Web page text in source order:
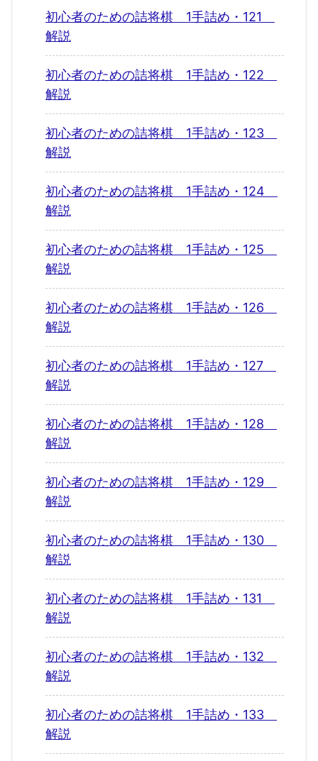
初心者のための詰将棋 1手詰め・121
解説
初心者のための詰将棋 1手詰め・122
解説
初心者のための詰将棋 1手詰め・123
解説
初心者のための詰将棋 1手詰め・124
解説
初心者のための詰将棋 1手詰め・125
解説
初心者のための詰将棋 1手詰め・126
解説
初心者のための詰将棋 1手詰め・127
解説
初心者のための詰将棋 1手詰め・128
解説
初心者のための詰将棋 1手詰め・129
解説
初心者のための詰将棋 1手詰め・130
解説
初心者のための詰将棋 1手詰め・131
解説
初心者のための詰将棋 1手詰め・132
解説
初心者のための詰将棋 1手詰め・133
解説